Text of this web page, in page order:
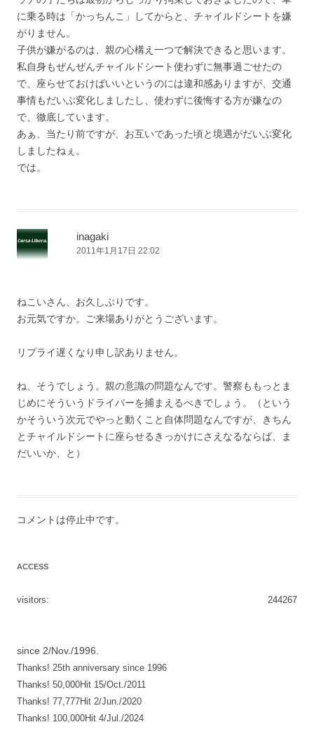
に乗る時は「かっちんこ」してからと、チャイルドシートを嫌
がりません。
子供が嫌がるのは、親の心構え一つで解決できると思います。
私自身もぜんぜんチャイルドシート使わずに無事過ごせたの
で、座らせておけばいいというのには違和感ありますが、交通
事情もだいぶ変化しましたし、使わずに後悔する方が嫌なの
で、徹底しています。
あぁ、当たり前ですが、お互いであった頃と境遇がだいぶ変化
しましたねぇ。
では。
inagaki
2011年1月17日 22:02
ねこいさん、お久しぶりです。
お元気ですか。ご来場ありがとうございます。
リプライ遅くなり申し訳ありません。
ね、そうでしょう。親の意識の問題なんです。警察ももっとま
じめにそういうドライバーを捕まえるべきでしょう。（という
かそういう次元でやっと動くこと自体問題なんですが、きちん
とチャイルドシートに座らせるきっかけにさえなるならば、ま
だいいか、と）
コメントは停止中です。
ACCESS
244267
visitors:
since 2/Nov./1996.
Thanks! 25th anniversary since 1996
Thanks! 50,000Hit 15/Oct./2011
Thanks! 77,777Hit 2/Jun./2020
Thanks! 100,000Hit 4/Jul./2024